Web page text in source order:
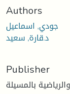
Authors
جودي, اسماعيل
د.قارة, سعيد
Publisher
بالمسيلة